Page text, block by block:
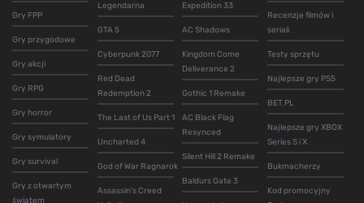
Gry FPP
Gry przygodowe
Gry akcji
Gry RPG
Gry horror
Gry symulatory
Gry survival
Gry z otwartym
światem
Legendarna
GTA 5
Cyberpunk 2077
Red Dead
Redemption 2
The Last of Us Part 1
Uncharted 4
God of War Ragnarok
Assassin's Creed
Expedition 33
AC Shadows
Kingdom Come
Deliverance 2
Gothic 1 Remake
AC Black Flag
Resynced
Silent Hill 2 Remake
Baldurs Gate 3
Recenzje filmów i
seriali
Testy sprzętu
Najlepsze gry PS5
BET.PL
Najlepsze gry XBOX
Series S i X
Bukmacherzy
Kod promocyjny